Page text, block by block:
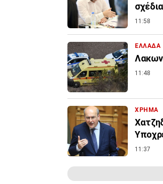
11:58
ΕΛΛΑΔΑ
11:48
ΧΡΗΜΑ
11:37